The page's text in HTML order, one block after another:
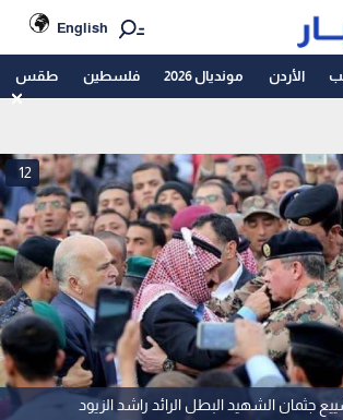
English
الأردن مونديال 2026 فلسطين طقس
جثمان الشهيد البطل الرائد راشد الزيود
12